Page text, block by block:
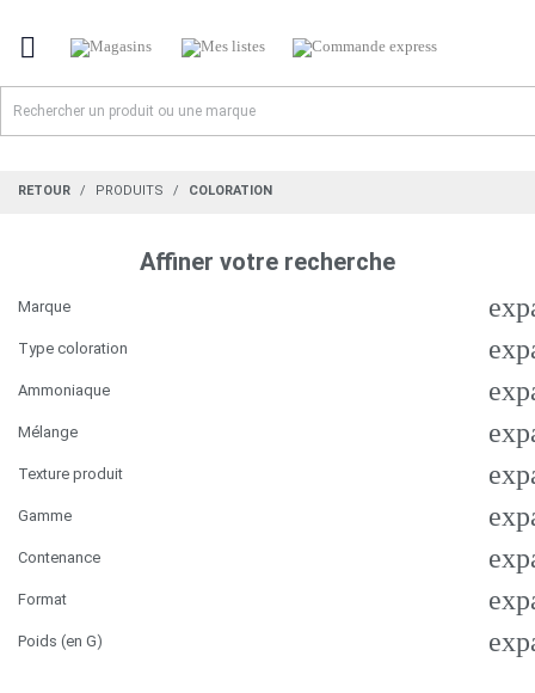

RETOUR PRODUITS COLORATION
Affiner votre recherche
Marque
Type coloration
Ammoniaque
Mélange
Texture produit
Gamme
Contenance
Format
Poids (en G)